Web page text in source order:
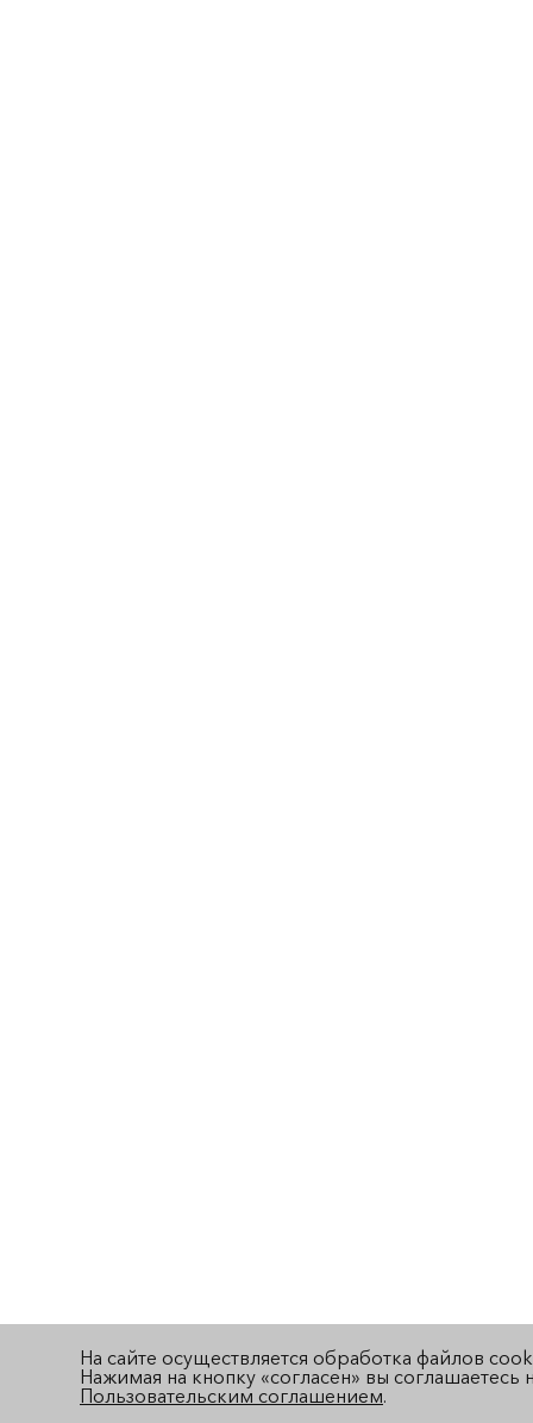
На сайте осуществляется обработка файлов
Нажимая на кнопку «согласен» вы соглашаетесь
Пользовательским соглашением.